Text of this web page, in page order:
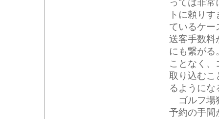
っては非
トに頼り
ているケー
送客手数料
にも繋が
ことなく
取り込むこ
るようにな
ゴルフ場
予約の手間